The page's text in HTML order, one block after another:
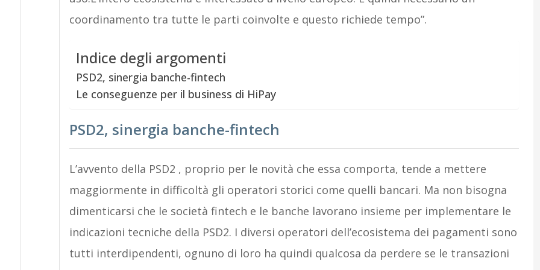
coordinamento tra tutte le parti coinvolte e questo richiede tempo”.
Indice degli argomenti
PSD2, sinergia banche-fintech
Le conseguenze per il business di HiPay
PSD2, sinergia banche-fintech
L’avvento della PSD2 , proprio per le novità che essa comporta, tende a mettere
maggiormente in difficoltà gli operatori storici come quelli bancari. Ma non bisogna
dimenticarsi che le società fintech e le banche lavorano insieme per implementare le
indicazioni tecniche della PSD2. I diversi operatori dell’ecosistema dei pagamenti sono
tutti interdipendenti, ognuno di loro ha quindi qualcosa da perdere se le transazioni